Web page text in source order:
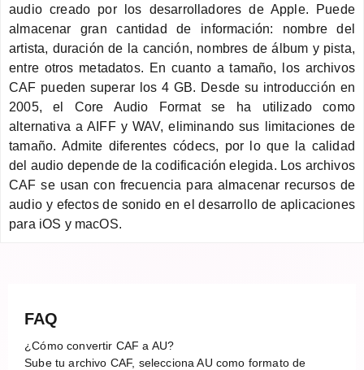
audio creado por los desarrolladores de Apple. Puede
almacenar gran cantidad de información: nombre del
artista, duración de la canción, nombres de álbum y pista,
entre otros metadatos. En cuanto a tamaño, los archivos
CAF pueden superar los 4 GB. Desde su introducción en
2005, el Core Audio Format se ha utilizado como
alternativa a AIFF y WAV, eliminando sus limitaciones de
tamaño. Admite diferentes códecs, por lo que la calidad
del audio depende de la codificación elegida. Los archivos
CAF se usan con frecuencia para almacenar recursos de
audio y efectos de sonido en el desarrollo de aplicaciones
para iOS y macOS.
FAQ
¿Cómo convertir CAF a AU?
Sube tu archivo CAF, selecciona AU como formato de